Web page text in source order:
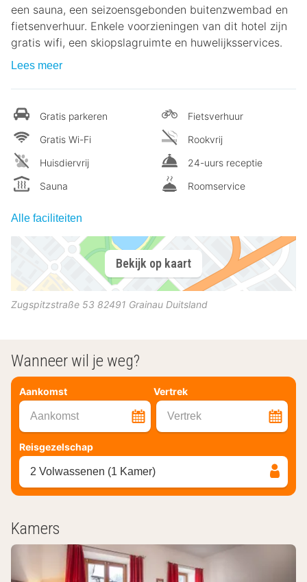
een sauna, een seizoensgebonden buitenzwembad en
fietsenverhuur. Enkele voorzieningen van dit hotel zijn
gratis wifi, een skiopslagruimte en huwelijksservices.
Lees meer
Gratis parkeren
Gratis Wi-Fi
Huisdiervrij
Sauna
Fietsverhuur
Rookvrij
24-uurs receptie
Roomservice
Alle faciliteiten
Bekijk op kaart
Zugspitzstraße 53 82491 Grainau Duitsland
Wanneer wil je weg?
Aankomst Vertrek
Aankomst Vertrek
Reisgezelschap
2 Volwassenen (1 Kamer)
Kamers